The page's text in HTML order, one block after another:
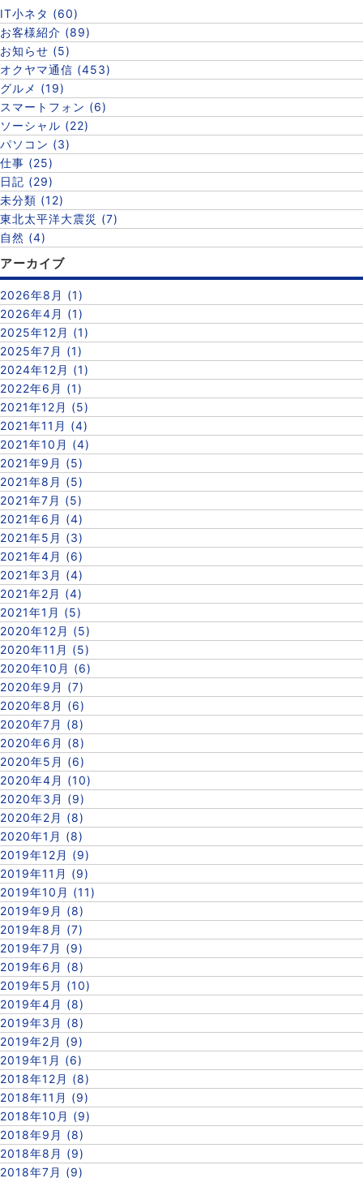
IT小ネタ (60)
お客様紹介 (89)
お知らせ (5)
オクヤマ通信 (453)
グルメ (19)
スマートフォン (6)
ソーシャル (22)
パソコン (3)
仕事 (25)
日記 (29)
未分類 (12)
東北太平洋大震災 (7)
自然 (4)
アーカイブ
2026年8月 (1)
2026年4月 (1)
2025年12月 (1)
2025年7月 (1)
2024年12月 (1)
2022年6月 (1)
2021年12月 (5)
2021年11月 (4)
2021年10月 (4)
2021年9月 (5)
2021年8月 (5)
2021年7月 (5)
2021年6月 (4)
2021年5月 (3)
2021年4月 (6)
2021年3月 (4)
2021年2月 (4)
2021年1月 (5)
2020年12月 (5)
2020年11月 (5)
2020年10月 (6)
2020年9月 (7)
2020年8月 (6)
2020年7月 (8)
2020年6月 (8)
2020年5月 (6)
2020年4月 (10)
2020年3月 (9)
2020年2月 (8)
2020年1月 (8)
2019年12月 (9)
2019年11月 (9)
2019年10月 (11)
2019年9月 (8)
2019年8月 (7)
2019年7月 (9)
2019年6月 (8)
2019年5月 (10)
2019年4月 (8)
2019年3月 (8)
2019年2月 (9)
2019年1月 (6)
2018年12月 (8)
2018年11月 (9)
2018年10月 (9)
2018年9月 (8)
2018年8月 (9)
2018年7月 (9)